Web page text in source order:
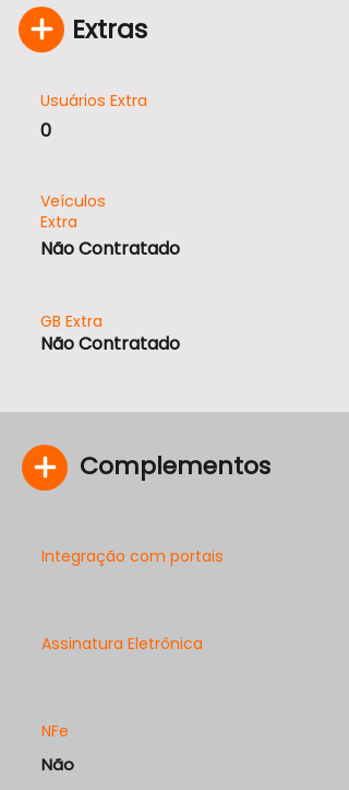
Extras
Usuários Extra
0
Veículos
Extra
Não Contratado
GB Extra
Não Contratado
Complementos
Integração com portais
Assinatura Eletrônica
NFe
Não